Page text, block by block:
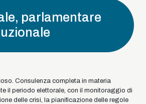
parlamentare
Consulenza completa in materia
il periodo elettorale, con il monitoraggio di
delle crisi, la pianificazione delle regole